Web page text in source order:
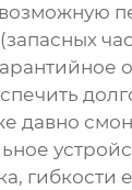
давно